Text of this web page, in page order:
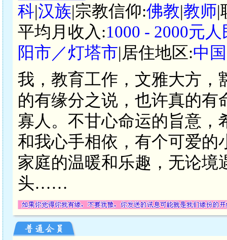
科|汉族|宗教信仰:佛教|教师|
平均月收入:1000 - 2000元
阳市／灯塔市|居住地区:中
我，教育工作，文雅大方，
的有缘分之说，也许真的
寡人。不甘心命运的旨意，
和我心手相依，有个可爱的
家庭的温暖和乐趣，无论境
头……